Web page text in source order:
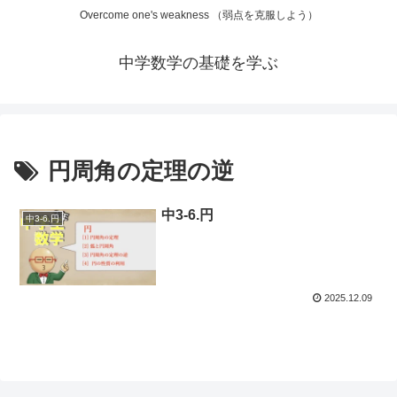
Overcome one's weakness （弱点を克服しよう）
中学数学の基礎を学ぶ
円周角の定理の逆
中3-6.円 中3-6.円
2025.12.09